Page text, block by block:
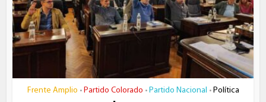
Frente Amplio • Partido Colorado • Partido Nacional • Política